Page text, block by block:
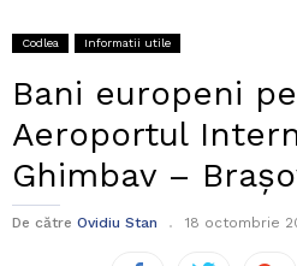
Codlea Informatii utile
Bani europeni
Aeroportul
Ghimbav –
De către Ovidiu Stan 18 octombrie